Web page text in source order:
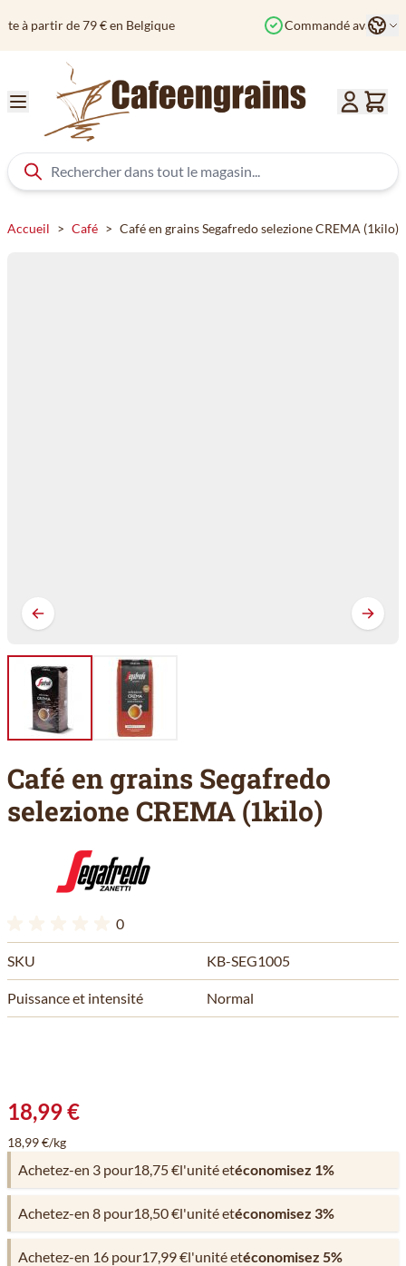
Commandé avant 12h? Expédié aujourd'hui
Accueil > Café > Café en grains Segafredo selezione CREMA (1kilo)
Café en grains Segafredo
selezione CREMA (1kilo)
0
SKU KB-SEG1005
Puissance et intensité Normal
18,99 €
18,99 €/kg
Achetez-en 3 pour18,75 €l'unité etéconomisez 1%
Achetez-en 8 pour18,50 €l'unité etéconomisez 3%
Achetez-en 16 pour17,99 €l'unité etéconomisez 5%